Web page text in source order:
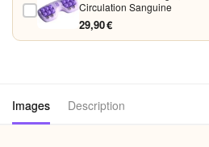
Circulation Sanguine
29,90 €
Images Description